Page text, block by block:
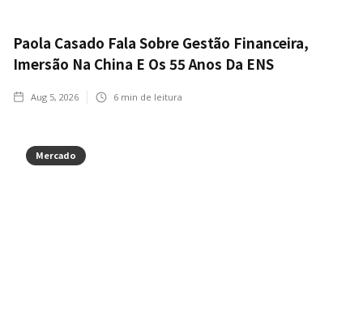
Paola Casado Fala Sobre Gestão Financeira,
Imersão Na China E Os 55 Anos Da ENS
Aug 5, 2026 6 min de leitura
Mercado